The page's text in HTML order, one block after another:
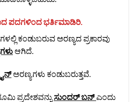
ಪದಗಳಿಂದ ಭರ್ತಿಮಾಡಿರಿ.
ಕಂಡುಬರುವ ಅರಣ್ಯದ ಪ್ರಕಾರವು
ಆಗಿದೆ.
ಅರಣ್ಯಗಳು ಕಂಡುಬರುತ್ತವೆ.
ಪ್ರದೇಶವನ್ನು ಸುಂದರ್‌ ಬನ್‌ಎಂದು